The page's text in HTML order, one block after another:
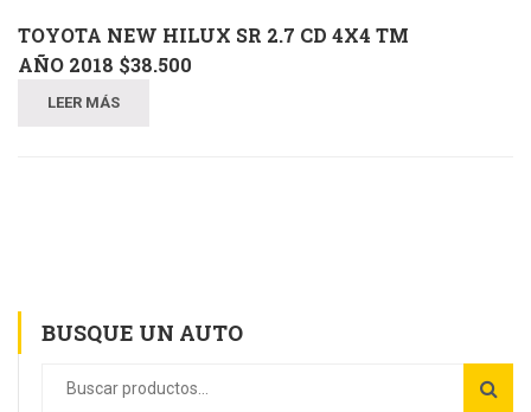
TOYOTA NEW HILUX SR 2.7 CD 4X4 TM
AÑO 2018 $38.500
LEER MÁS
BUSQUE UN AUTO